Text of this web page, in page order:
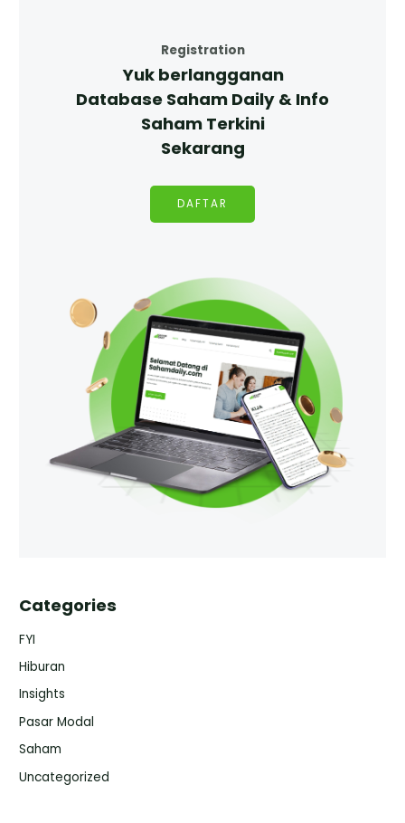
Registration
Yuk berlangganan
Database Saham Daily & Info
Saham Terkini
Sekarang
DAFTAR
Categories
FYI
Hiburan
Insights
Pasar Modal
Saham
Uncategorized